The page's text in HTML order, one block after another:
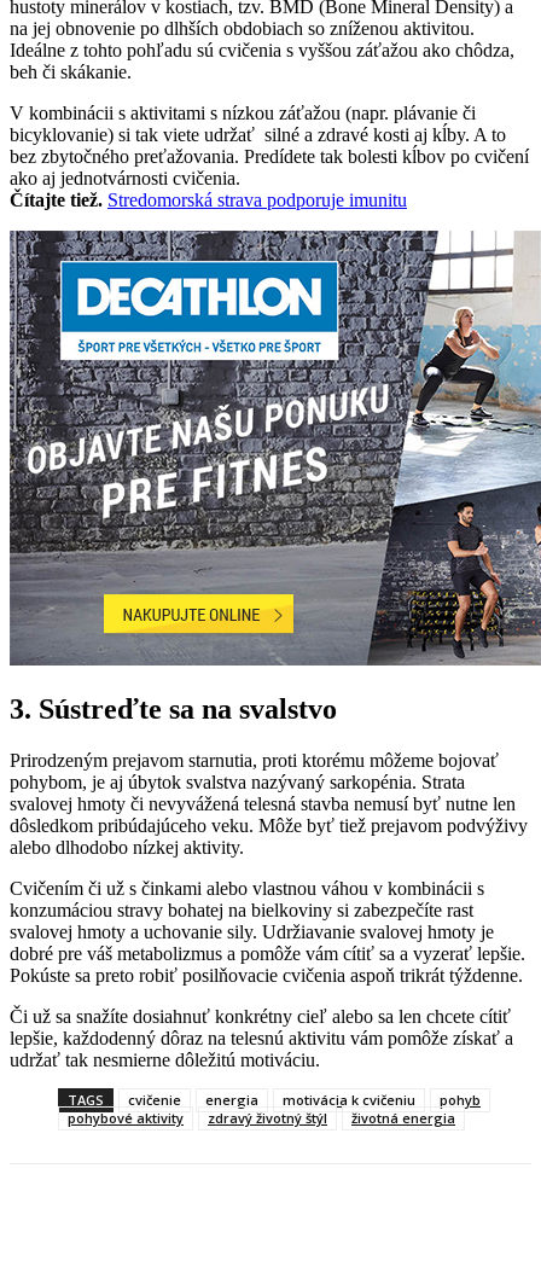
hustoty minerálov v kostiach, tzv. BMD (Bone Mineral Density) a
na jej obnovenie po dlhších obdobiach so zníženou aktivitou.
Ideálne z tohto pohľadu sú cvičenia s vyššou záťažou ako chôdza,
beh či skákanie.
V kombinácii s aktivitami s nízkou záťažou (napr. plávanie či
bicyklovanie) si tak viete udržať silné a zdravé kosti aj kĺby. A to
bez zbytočného preťažovania. Predídete tak bolesti kĺbov po cvičení
ako aj jednotvárnosti cvičenia.
Čítajte tiež. Stredomorská strava podporuje imunitu
3. Sústreďte sa na svalstvo
Prirodzeným prejavom starnutia, proti ktorému môžeme bojovať
pohybom, je aj úbytok svalstva nazývaný sarkopénia. Strata
svalovej hmoty či nevyvážená telesná stavba nemusí byť nutne len
dôsledkom pribúdajúceho veku. Môže byť tiež prejavom podvýživy
alebo dlhodobo nízkej aktivity.
Cvičením či už s činkami alebo vlastnou váhou v kombinácii s
konzumáciou stravy bohatej na bielkoviny si zabezpečíte rast
svalovej hmoty a uchovanie sily. Udržiavanie svalovej hmoty je
dobré pre váš metabolizmus a pomôže vám cítiť sa a vyzerať lepšie.
Pokúste sa preto robiť posilňovacie cvičenia aspoň trikrát týždenne.
Či už sa snažíte dosiahnuť konkrétny cieľ alebo sa len chcete cítiť
lepšie, každodenný dôraz na telesnú aktivitu vám pomôže získať a
udržať tak nesmierne dôležitú motiváciu.
TAGS cvičenie energia motivácia k cvičeniu
pohyb
pohybové aktivity
zdravý životný štýl životná energia